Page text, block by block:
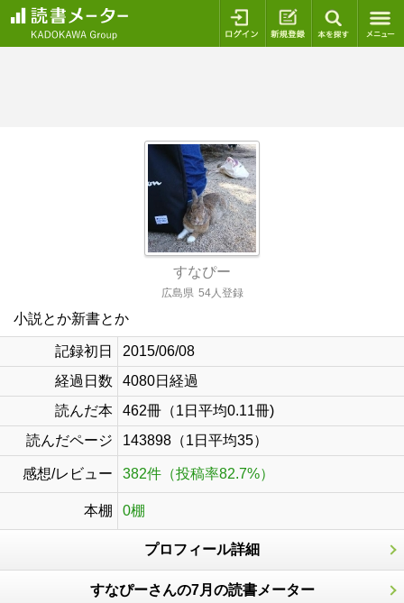
ログイン 新規登録
すなぴー
広島県 54人登録
小説とか新書とか
記録初日
2015/06/08
経過日数
4080日経過
読んだ本
462冊（1日平均0.11冊)
読んだページ
143898（1日平均35）
感想/レビュー 382件（投稿率82.7%）
本棚 0棚
プロフィール詳細
すなぴーさんの7月の読書メーター